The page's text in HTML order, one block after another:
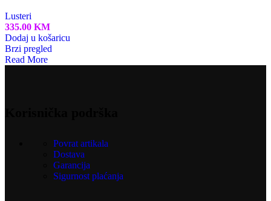
Lusteri
335.00 KM
Dodaj u košaricu
Brzi pregled
Read More
Povrat artikala
Dostava
Garancija
Sigurnost plaćanja